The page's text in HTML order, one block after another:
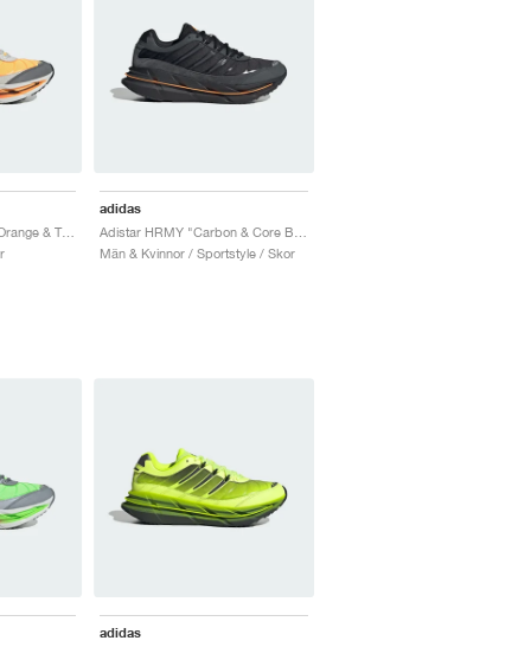
Adistar HRMY "Flash Orange & Team Victory Red"
adidas
Män & Kvinnor / Sportstyle / Skor
adidas